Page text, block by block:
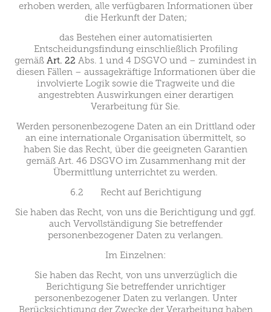
erhoben werden, alle verfügbaren Informationen über
die Herkunft der Daten;
das Bestehen einer automatisierten
Entscheidungsfindung einschließlich Profiling
gemäß Art. 22 Abs. 1 und 4 DSGVO und – zumindest in
diesen Fällen – aussagekräftige Informationen über die
involvierte Logik sowie die Tragweite und die
angestrebten Auswirkungen einer derartigen
Verarbeitung für Sie.
Werden personenbezogene Daten an ein Drittland oder
an eine internationale Organisation übermittelt, so
haben Sie das Recht, über die geeigneten Garantien
gemäß Art. 46 DSGVO im Zusammenhang mit der
Übermittlung unterrichtet zu werden.
6.2 Recht auf Berichtigung
Sie haben das Recht, von uns die Berichtigung und ggf.
auch Vervollständigung Sie betreffender
personenbezogener Daten zu verlangen.
Im Einzelnen:
Sie haben das Recht, von uns unverzüglich die
Berichtigung Sie betreffender unrichtiger
personenbezogener Daten zu verlangen. Unter
Berücksichtigung der Zwecke der Verarbeitung haben